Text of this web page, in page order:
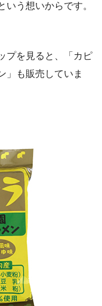
いう想いからです。
プを見ると、「カピ
」も販売していま